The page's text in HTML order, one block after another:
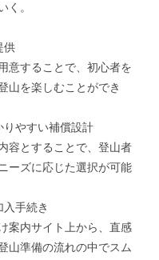
く。
供
意することで、初心者を
山を楽しむことができ
やすい補償設計
容とすることで、登山者
ーズに応じた選択が可能
手続き
案内サイト上から、直感
山準備の流れの中でスム